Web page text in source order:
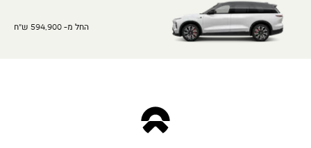
החל מ- 594,900 ש"ח